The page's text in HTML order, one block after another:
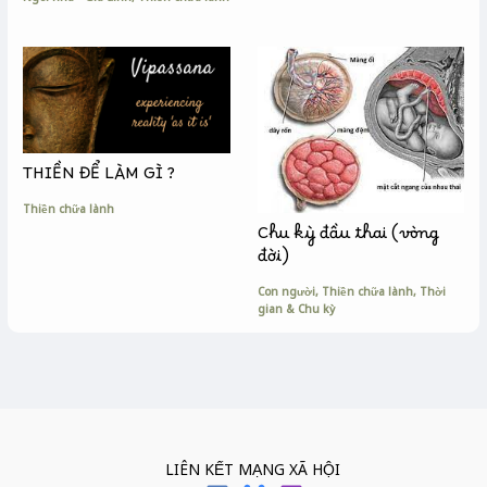
THIỀN ĐỂ LÀM GÌ ?
Thiền chữa lành
Chu kỳ đầu thai (vòng
đời)
Con người, Thiền chữa lành, Thời
gian & Chu kỳ
LIÊN KẾT MẠNG XÃ HỘI